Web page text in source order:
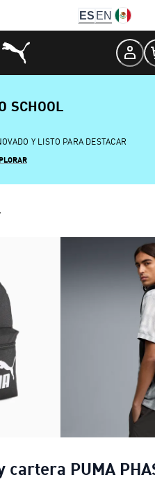
ES EN
SCHOOL
Y LISTO PARA DESTACAR
cartera PUMA